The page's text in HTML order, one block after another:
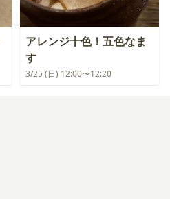
アレンジ十色！五色なま
す
3/25 (日) 12:00〜12:20